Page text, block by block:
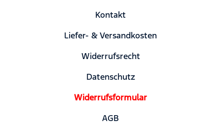
Kontakt
Liefer- & Versandkosten
Widerrufsrecht
Datenschutz
Widerrufsformular
AGB